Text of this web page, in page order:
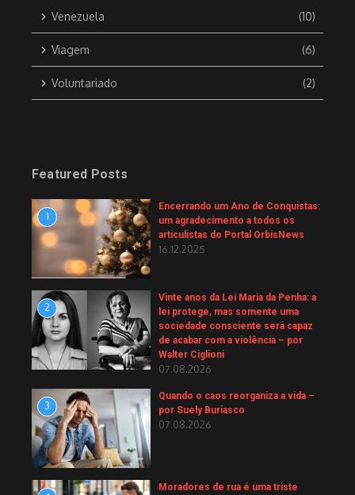
Venezuela (10)
Viagem (6)
Voluntariado (2)
Featured Posts
1
Encerrando um Ano de Conquistas:
um agradecimento a todos os
articulistas do Portal OrbisNews
16.12.2025
2
Vinte anos da Lei Maria da Penha: a
lei protege, mas somente uma
sociedade consciente será capaz
de acabar com a violência – por
Walter Ciglioni
07.08.2026
3
Quando o caos reorganiza a vida –
por Suely Buriasco
07.08.2026
Moradores de rua é uma triste